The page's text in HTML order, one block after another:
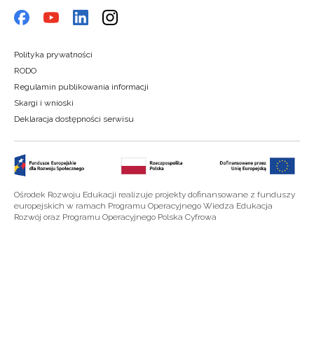
Polityka prywatności
RODO
Regulamin publikowania informacji
Skargi i wnioski
Deklaracja dostępności serwisu
Ośrodek Rozwoju Edukacji realizuje projekty dofinansowane z funduszy
europejskich w ramach Programu Operacyjnego Wiedza Edukacja
Rozwój oraz Programu Operacyjnego Polska Cyfrowa